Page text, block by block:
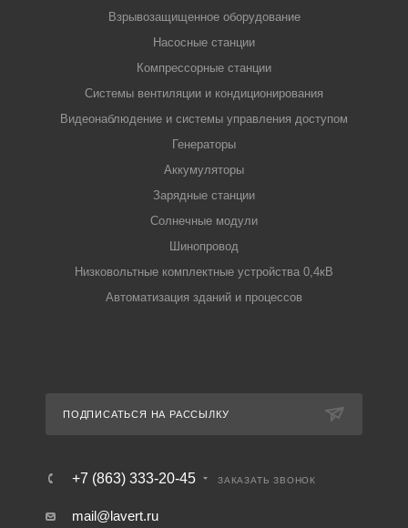
Взрывозащищенное оборудование
Насосные станции
Компрессорные станции
Системы вентиляции и кондиционирования
Видеонаблюдение и системы управления доступом
Генераторы
Аккумуляторы
Зарядные станции
Солнечные модули
Шинопровод
Низковольтные комплектные устройства 0,4кВ
Автоматизация зданий и процессов
ПОДПИСАТЬСЯ НА РАССЫЛКУ
+7 (863) 333-20-45 ЗАКАЗАТЬ ЗВОНОК
mail@lavert.ru